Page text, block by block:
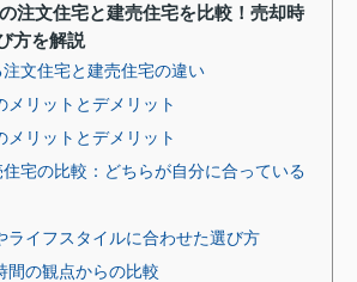
の注文住宅と建売住宅を比較！売却時
方を解説
注文住宅と建売住宅の違い
メリットとデメリット
メリットとデメリット
住宅の比較：どちらが自分に合っている
ライフスタイルに合わせた選び方
間の観点からの比較